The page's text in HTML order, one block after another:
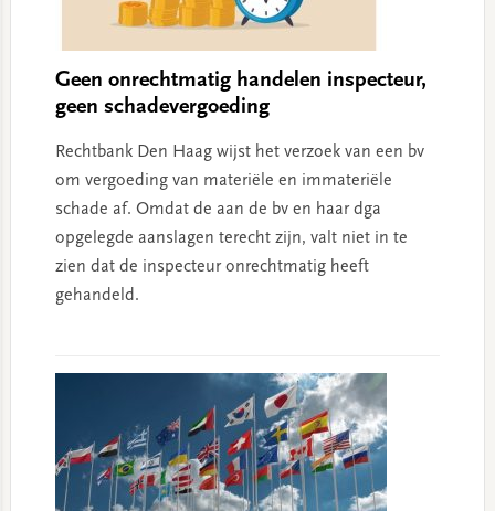
Geen onrechtmatig handelen inspecteur,
geen schadevergoeding
Rechtbank Den Haag wijst het verzoek van een bv
om vergoeding van materiële en immateriële
schade af. Omdat de aan de bv en haar dga
opgelegde aanslagen terecht zijn, valt niet in te
zien dat de inspecteur onrechtmatig heeft
gehandeld.